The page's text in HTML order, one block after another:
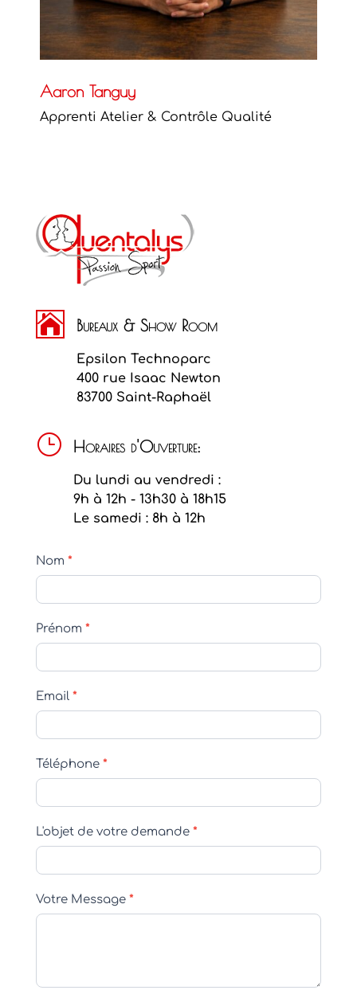
Aaron Tanguy
Apprenti Atelier & Contrôle Qualité
 Bureaux & Show Room
Epsilon Technoparc
400 rue Isaac Newton
83700 Saint-Raphaël
} Horaires d'Ouverture:
Du lundi au vendredi :
9h à 12h - 13h30 à 18h15
Le samedi : 8h à 12h
Formulaire
de
Contact
Nom *
Prénom *
Email *
Téléphone *
L'objet de votre demande *
Votre Message *